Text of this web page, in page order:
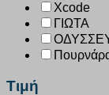
Xcode
ΓΙΩΤΑ
Τιμή